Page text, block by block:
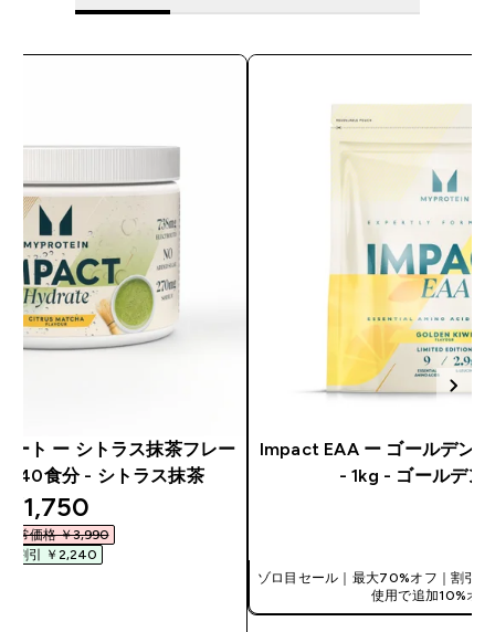
ート ー シトラス抹茶フレー
40食分 - シトラス抹茶
discounted price
¥1,750‎
通常価格 ￥3,990‎
割引 ￥2,240‎
Impact EAA ー ゴールデン
- 1kg - ゴールデン
ゾロ目セール｜最大70%オフ｜割引
使用で追加10%オ